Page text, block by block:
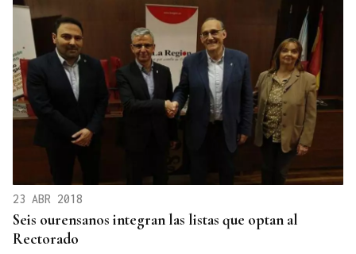
23 ABR 2018
Seis ourensanos integran las listas que optan al
Rectorado